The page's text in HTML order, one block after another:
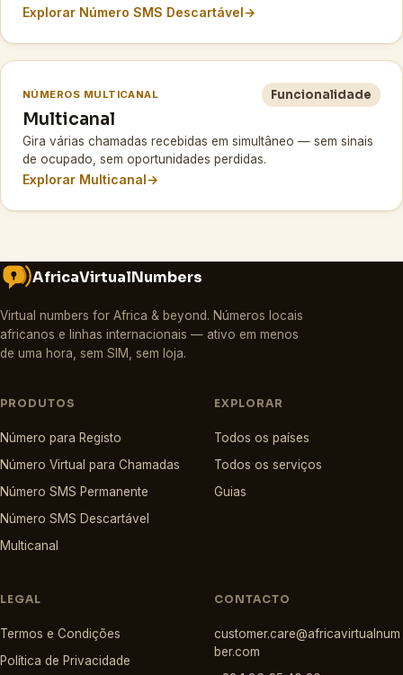
Explorar Número SMS Descartável→
NÚMEROS MULTICANAL Funcionalidade
Multicanal
Gira várias chamadas recebidas em simultâneo — sem sinais
de ocupado, sem oportunidades perdidas.
Explorar Multicanal→
AfricaVirtualNumbers
Virtual numbers for Africa & beyond. Números locais
africanos e linhas internacionais — ativo em menos
de uma hora, sem SIM, sem loja.
PRODUTOS
Número para Registo
Número Virtual para Chamadas
Número SMS Permanente
Número SMS Descartável
Multicanal
EXPLORAR
Todos os países
Todos os serviços
Guias
LEGAL
Termos e Condições
Política de Privacidade
CONTACTO
customer.care@africavirtualnum
ber.com